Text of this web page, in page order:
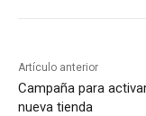
Artículo anterior
Campaña para
nueva tienda